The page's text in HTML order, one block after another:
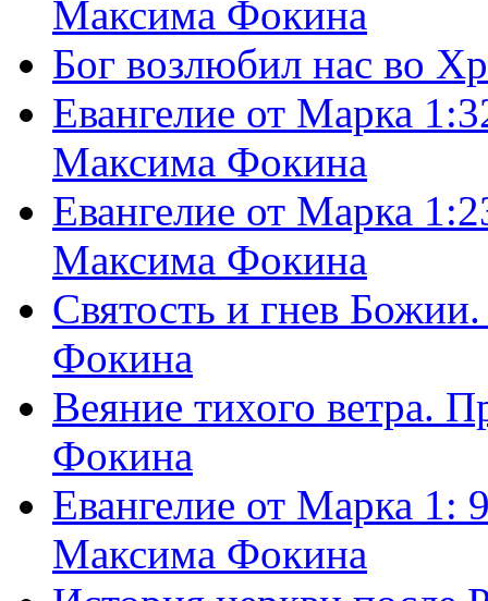
Максима Фокина
Бог возлюбил нас во
Евангелие от Марка
Максима Фокина
Евангелие от Марка
Максима Фокина
Святость и гнев
Фокина
Веяние тихого ветра.
Фокина
Евангелие от Марка 1:
Максима Фокина